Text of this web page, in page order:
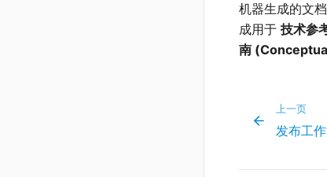
机器生成的文
成用于 技术参
南
上一页
发布工